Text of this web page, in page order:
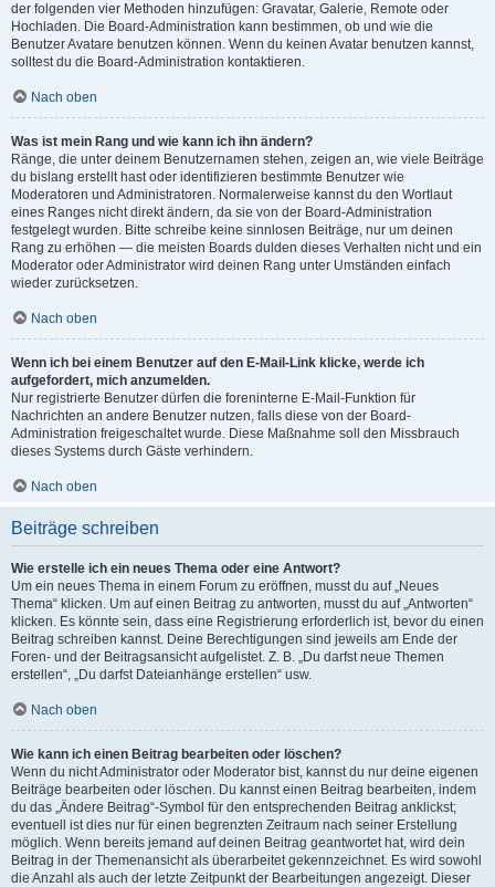
der folgenden vier Methoden hinzufügen: Gravatar, Galerie, Remote oder
Hochladen. Die Board-Administration kann bestimmen, ob und wie die
Benutzer Avatare benutzen können. Wenn du keinen Avatar benutzen kannst,
solltest du die Board-Administration kontaktieren.
Nach oben
Was ist mein Rang und wie kann ich ihn ändern?
Ränge, die unter deinem Benutzernamen stehen, zeigen an, wie viele Beiträge
du bislang erstellt hast oder identifizieren bestimmte Benutzer wie
Moderatoren und Administratoren. Normalerweise kannst du den Wortlaut
eines Ranges nicht direkt ändern, da sie von der Board-Administration
festgelegt wurden. Bitte schreibe keine sinnlosen Beiträge, nur um deinen
Rang zu erhöhen — die meisten Boards dulden dieses Verhalten nicht und ein
Moderator oder Administrator wird deinen Rang unter Umständen einfach
wieder zurücksetzen.
Nach oben
Wenn ich bei einem Benutzer auf den E-Mail-Link klicke, werde ich
aufgefordert, mich anzumelden.
Nur registrierte Benutzer dürfen die foreninterne E-Mail-Funktion für
Nachrichten an andere Benutzer nutzen, falls diese von der Board-
Administration freigeschaltet wurde. Diese Maßnahme soll den Missbrauch
dieses Systems durch Gäste verhindern.
Nach oben
Beiträge schreiben
Wie erstelle ich ein neues Thema oder eine Antwort?
Um ein neues Thema in einem Forum zu eröffnen, musst du auf „Neues
Thema“ klicken. Um auf einen Beitrag zu antworten, musst du auf „Antworten“
klicken. Es könnte sein, dass eine Registrierung erforderlich ist, bevor du einen
Beitrag schreiben kannst. Deine Berechtigungen sind jeweils am Ende der
Foren- und der Beitragsansicht aufgelistet. Z. B. „Du darfst neue Themen
erstellen“, „Du darfst Dateianhänge erstellen“ usw.
Nach oben
Wie kann ich einen Beitrag bearbeiten oder löschen?
Wenn du nicht Administrator oder Moderator bist, kannst du nur deine eigenen
Beiträge bearbeiten oder löschen. Du kannst einen Beitrag bearbeiten, indem
du das „Ändere Beitrag“-Symbol für den entsprechenden Beitrag anklickst;
eventuell ist dies nur für einen begrenzten Zeitraum nach seiner Erstellung
möglich. Wenn bereits jemand auf deinen Beitrag geantwortet hat, wird dein
Beitrag in der Themenansicht als überarbeitet gekennzeichnet. Es wird sowohl
die Anzahl als auch der letzte Zeitpunkt der Bearbeitungen angezeigt. Dieser